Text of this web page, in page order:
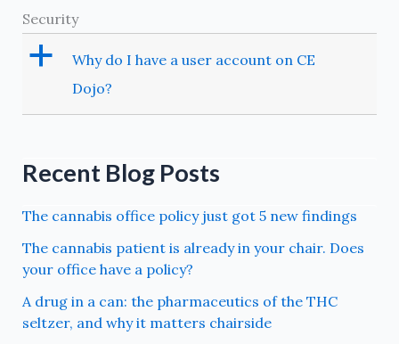
Security
a
Why do I have a user account on CE
Dojo?
Recent Blog Posts
The cannabis office policy just got 5 new findings
The cannabis patient is already in your chair. Does
your office have a policy?
A drug in a can: the pharmaceutics of the THC
seltzer, and why it matters chairside